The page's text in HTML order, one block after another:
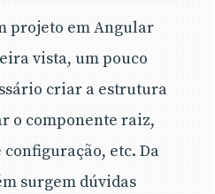
projeto em Angular
vista, um pouco
criar a estrutura
o componente raiz,
etc. Da
surgem dúvidas